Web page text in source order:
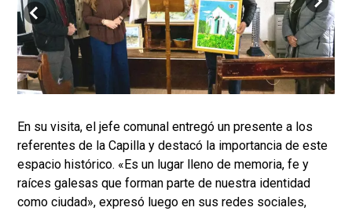
En su visita, el jefe comunal entregó un presente a los
referentes de la Capilla y destacó la importancia de este
espacio histórico. «Es un lugar lleno de memoria, fe y
raíces galesas que forman parte de nuestra identidad
como ciudad», expresó luego en sus redes sociales,